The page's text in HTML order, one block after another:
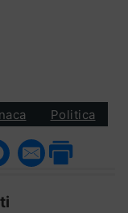
Politica